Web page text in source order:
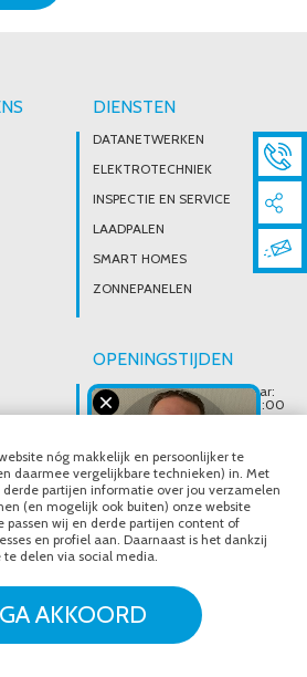
DIENSTEN
DATANETWERKEN
ELEKTROTECHNIEK
INSPECTIE EN SERVICE
LAADPALEN
SMART HOMES
ZONNEPANELEN
OPENINGSTIJDEN
Wij zijn telefonisch bereikbaar:
Maandag tot vrijdag van 08:00
t/m 17:00 uur
particuliere verkoop.
Afhalen van materialen is
alleen mogelijk na telefonisch
contact.
Over ons
Brochures
Vacatures
nóg makkelijk en persoonlijker te
daarmee vergelijkbare technieken) in. Met
partijen informatie over jou verzamelen
(en mogelijk ook buiten) onze website
wij en derde partijen content of
en profiel aan. Daarnaast is het dankzij
delen via social media.
AKKOORD